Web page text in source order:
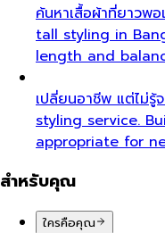
ค้นหาเสื้อผ้าที่ยาวพ
tall styling in
length and
เปลี่ยนอาชีพ แต่ไม่รู้
styling service.
appropriate for
สำหรับคุณ
ใครคือคุณ